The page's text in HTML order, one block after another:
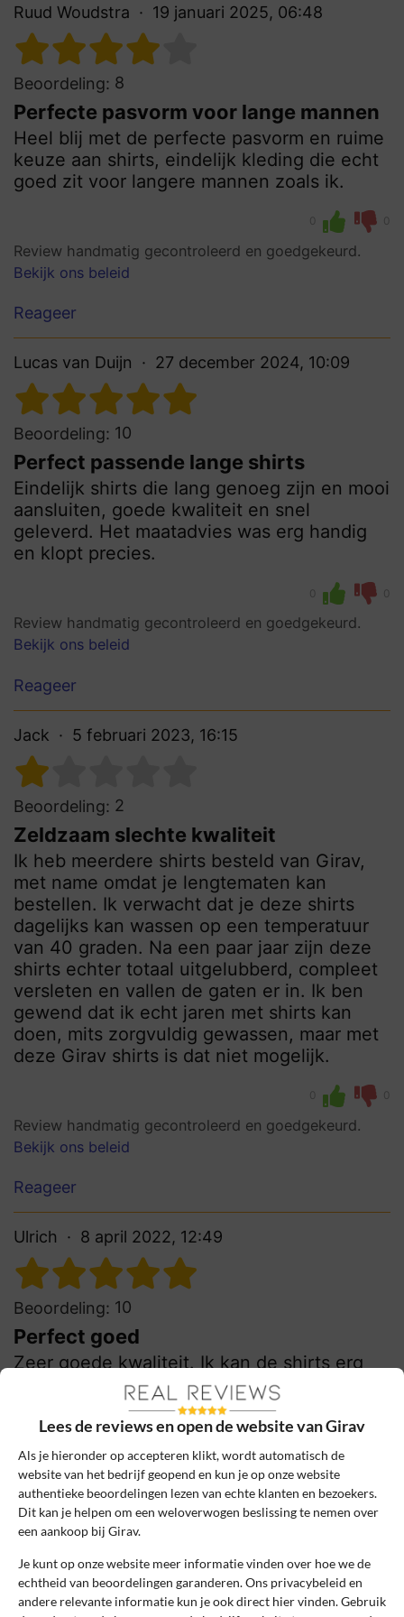
Ruud Woudstra 19 januari 2025, 06:48
Beoordeling: 8
Perfecte pasvorm voor lange mannen
Heel blij met de perfecte pasvorm en ruime
keuze aan shirts, eindelijk kleding die echt
goed zit voor langere mannen zoals ik.
0 0
Review handmatig gecontroleerd en goedgekeurd.
Bekijk ons beleid
Reageer
Lucas van Duijn 27 december 2024, 10:09
Beoordeling: 10
Perfect passende lange shirts
Eindelijk shirts die lang genoeg zijn en mooi
aansluiten, goede kwaliteit en snel
geleverd. Het maatadvies was erg handig
en klopt precies.
0 0
Review handmatig gecontroleerd en goedgekeurd.
Bekijk ons beleid
Reageer
Jack 5 februari 2023, 16:15
Beoordeling: 2
Zeldzaam slechte kwaliteit
Ik heb meerdere shirts besteld van Girav,
met name omdat je lengtematen kan
bestellen. Ik verwacht dat je deze shirts
dagelijks kan wassen op een temperatuur
van 40 graden. Na een paar jaar zijn deze
shirts echter totaal uitgelubberd, compleet
versleten en vallen de gaten er in. Ik ben
gewend dat ik echt jaren met shirts kan
doen, mits zorgvuldig gewassen, maar met
deze Girav shirts is dat niet mogelijk.
0 0
Review handmatig gecontroleerd en goedgekeurd.
Bekijk ons beleid
Reageer
Ulrich 8 april 2022, 12:49
Beoordeling: 10
Perfect goed
Zeer goede kwaliteit. Ik kan de shirts erg
vaak wassen en de pasvorm wordt niet
minder. Heel fijn dat je op lengtemaat shirts
kan bestellen, daar ben ik zeer blij mee.
0
Review handmatig gecontroleerd en goedgekeurd.
Bekijk ons beleid
Reageer
Kevin 13 oktober 2021, 16:15
Lees de reviews en open de website van Girav
Als je hieronder op accepteren klikt, wordt automatisch de
website van het bedrijf geopend en kun je op onze website
authentieke beoordelingen lezen van echte klanten en bezoekers.
Dit kan je helpen om een weloverwogen beslissing te nemen over
een aankoop bij Girav.
Je kunt op onze website meer informatie vinden over hoe we de
echtheid van beoordelingen garanderen. Ons privacybeleid en
andere relevante informatie kun je ook direct hier vinden. Gebruik